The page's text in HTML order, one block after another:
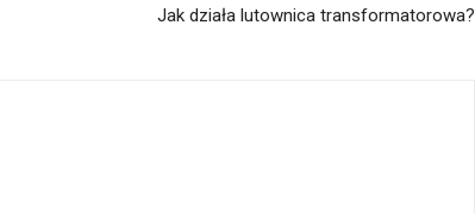
Jak działa lutownica transformatorowa?